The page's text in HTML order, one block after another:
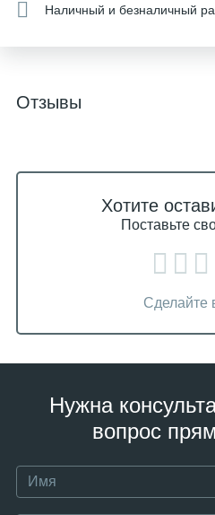
Наличный и безналичный
Отзывы
Хотите
Поставьте
Сделайте
Нужна
вопрос